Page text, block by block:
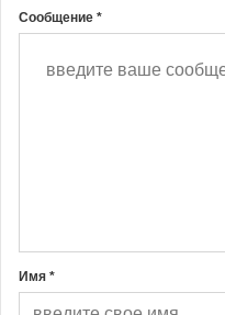
Сообщение *
Имя *